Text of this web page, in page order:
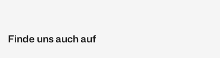
Finde uns auch auf